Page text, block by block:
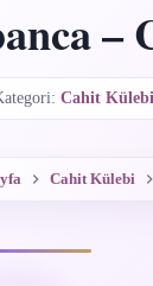
–
Cahit Külebi
Cahit Külebi